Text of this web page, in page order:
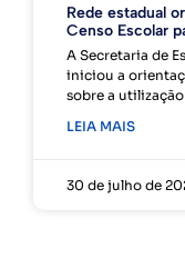
Rede estadual
Censo Escolar
A Secretaria de
iniciou a
sobre a utilização
LEIA MAIS
30 de julho de